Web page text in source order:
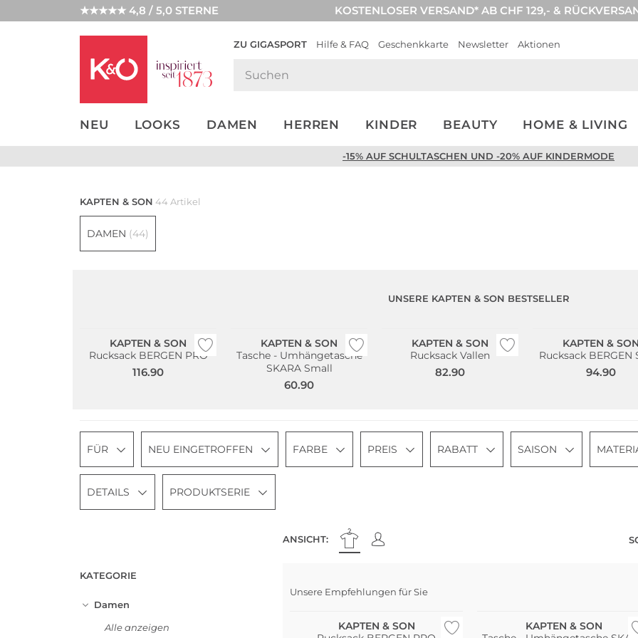
★★★★★ 4,8 / 5,0 STERNE KOSTENLOSER VERSAND* AB CHF 129,- &
ZU GIGASPORT Hilfe & FAQ Geschenkkarte Newsletter Aktionen
NEU LOOKS DAMEN HERREN KINDER BEAUTY HOME & LIVING
NEW IN
WEDDING
-15% AUF SCHULTASCHEN UND -20% AUF KINDERMODE
KAPTEN & SON 44 Artikel
DAMEN (44)
UNSERE KAPTEN & SON BESTSELLER
KAPTEN & SON
Rucksack BERGEN PRO
116.90
KAPTEN & SON
Tasche - Umhängetasche
SKARA Small
60.90
KAPTEN & SON
Rucksack Vallen
82.90
KAPTEN & SON
Rucksack BERGEN
94.90
FÜR NEU EINGETROFFEN FARBE PREIS RABATT SAISON
DETAILS PRODUKTSERIE
ANSICHT:
KATEGORIE
Damen
Alle anzeigen
Unsere Empfehlungen für Sie
Nachhaltig
KAPTEN & SON
KAPTEN & SON